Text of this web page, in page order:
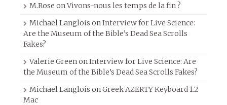
M.Rose onVivons-nous les temps de la fin ?
Michael Langlois onInterview for Live Science:
Are the Museum of the Bible’s Dead Sea Scrolls
Fakes?
Valerie GreenonInterview for Live Science: Are
the Museum of the Bible’s Dead Sea Scrolls Fakes?
Michael Langlois onGreek AZERTY Keyboard 1.2
Mac